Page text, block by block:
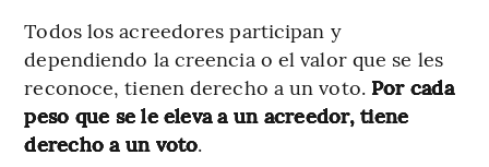
Todos los acreedores participan y
dependiendo la creencia o el valor que se les
reconoce, tienen derecho a un voto. Por cada
peso que se le eleva a un acreedor, tiene
derecho a un voto.